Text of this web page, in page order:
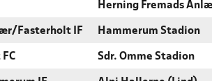
Herning Fremads
Fasterholt IF Hammerum Stadion
FC Sdr. Omme Stadion